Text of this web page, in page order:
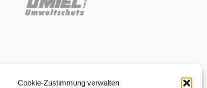
Cookie-Zustimmung verwalten